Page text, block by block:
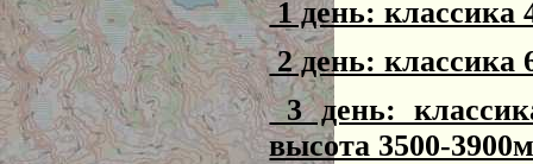
1 день: классика
2 день: классика
3 день:
высота 3500-